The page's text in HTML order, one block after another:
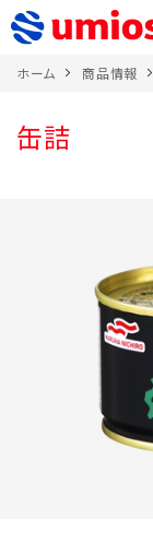
ホーム 商品情報
缶詰